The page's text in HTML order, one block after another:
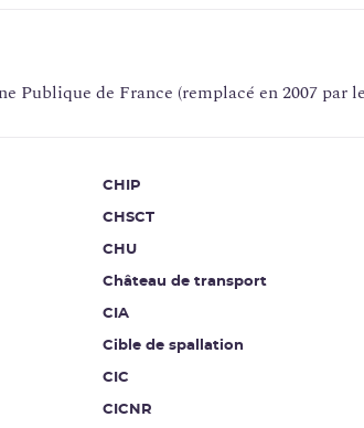
Publique de France (remplacé en 2007 par
CHIP
CHSCT
CHU
Château de transport
CIA
Cible de spallation
CIC
CICNR